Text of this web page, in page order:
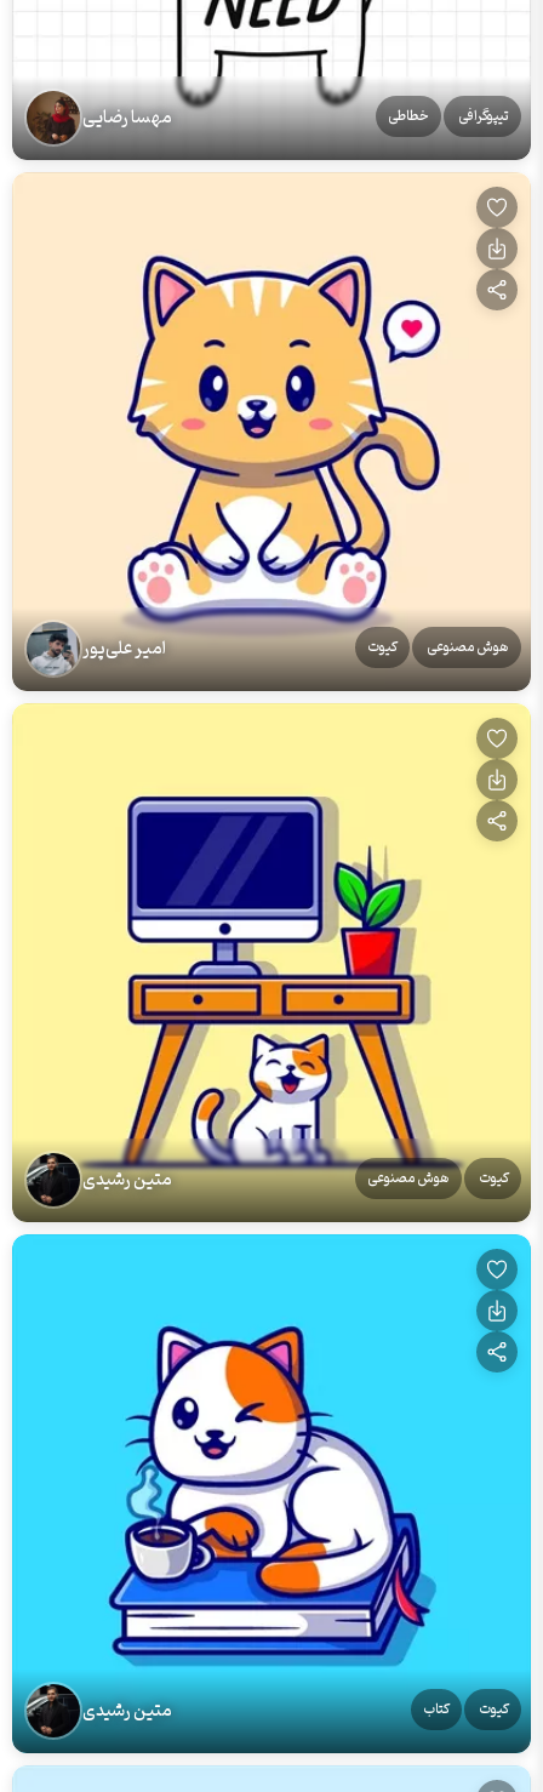
تیپوگرافی خطاطی مهسا رضایی
هوش مصنوعی کیوت امیر علی‌پور
کیوت هوش مصنوعی متین رشیدی
کیوت کتاب متین رشیدی